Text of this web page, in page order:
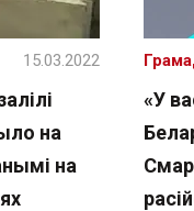
на
на
15.03.2022
«У